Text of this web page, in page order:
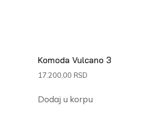
Komoda Vulcano 3
17.200,00 RSD
Dodaj u korpu